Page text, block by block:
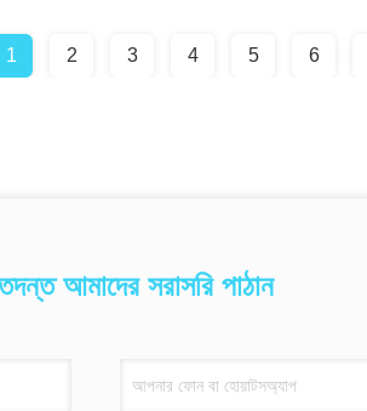
1 2 3 4 5 6
আমাদের সরাসরি পাঠান